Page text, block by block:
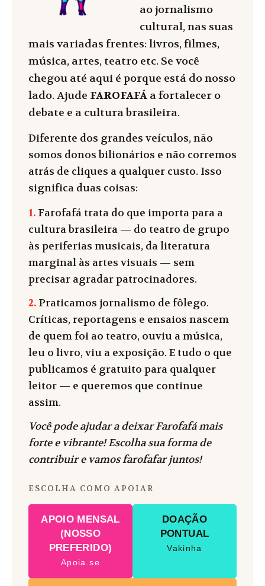
ao jornalismo
cultural, nas suas
mais variadas frentes: livros, filmes,
música, artes, teatro etc. Se você
chegou até aqui é porque está do nosso
lado. Ajude FAROFAFÁ a fortalecer o
debate e a cultura brasileira.
Diferente dos grandes veículos, não
somos donos bilionários e não corremos
atrás de cliques a qualquer custo. Isso
significa duas coisas:
1. Farofafá trata do que importa para a
cultura brasileira — do teatro de grupo
às periferias musicais, da literatura
marginal às artes visuais — sem
precisar agradar patrocinadores.
2. Praticamos jornalismo de fôlego.
Críticas, reportagens e ensaios nascem
de quem foi ao teatro, ouviu a música,
leu o livro, viu a exposição. E tudo o que
publicamos é gratuito para qualquer
leitor — e queremos que continue
assim.
Você pode ajudar a deixar Farofafá mais
forte e vibrante! Escolha sua forma de
contribuir e vamos farofafar juntos!
ESCOLHA COMO APOIAR
APOIO MENSAL
(NOSSO
PREFERIDO)
Apoia.se
DOAÇÃO
PONTUAL
Vakinha